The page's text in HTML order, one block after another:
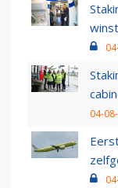
04-